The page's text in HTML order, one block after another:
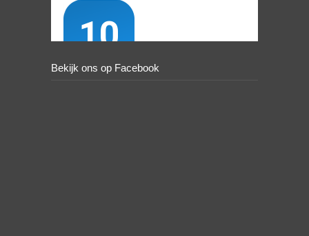
Bekijk ons op Facebook